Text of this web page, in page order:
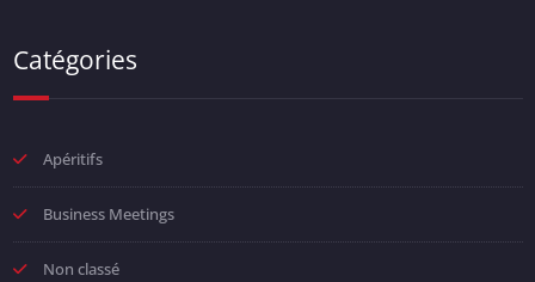
Catégories
Apéritifs
Business Meetings
Non classé